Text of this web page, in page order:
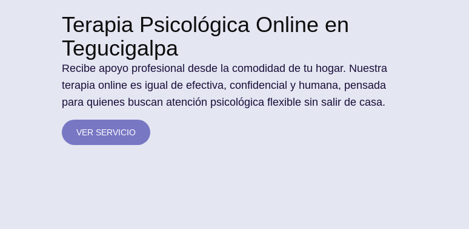
Terapia Psicológica Online en
Tegucigalpa
Recibe apoyo profesional desde la comodidad de tu hogar. Nuestra
terapia online es igual de efectiva, confidencial y humana, pensada
para quienes buscan atención psicológica flexible sin salir de casa.
VER SERVICIO